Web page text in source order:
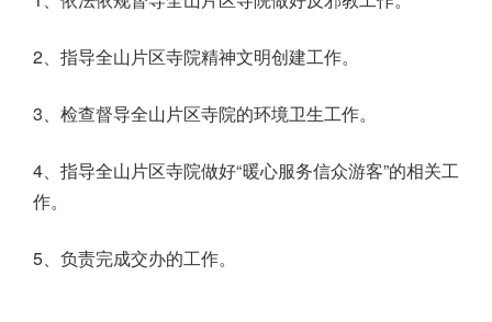
2、指导全山片区寺院精神文明创建工作。
3、检查督导全山片区寺院的环境卫生工作。
4、指导全山片区寺院做好“暖心服务信众游客”的相关工
作。
5、负责完成交办的工作。